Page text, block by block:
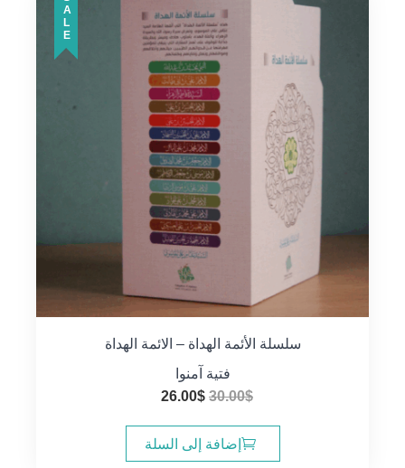
SALE
سلسلة الأئمة الهداة – الائمة الهداة
فتية آمنوا
30.00$
السعر
هو:
30.00$.
26.00$
هو:
26.00$.
إضافة إلى السلة